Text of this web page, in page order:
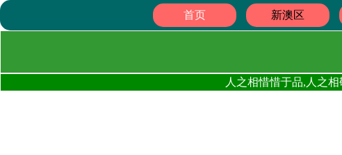
首页 新澳区
人之相惜惜于品,人之